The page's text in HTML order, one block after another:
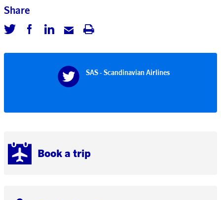
Book a trip
Share
SAS - Scandinavian Airlines